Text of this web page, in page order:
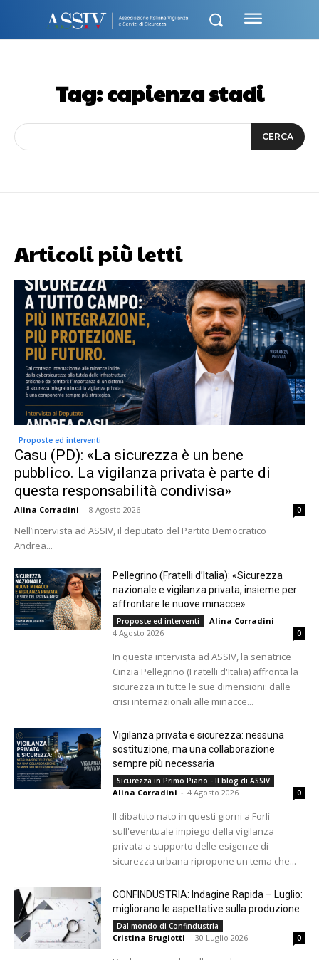
Tag:capienza stadi
CERCA
Articoli più letti
Proposte ed interventi
Casu (PD): «La sicurezza è un bene
pubblico. La vigilanza privata è parte di
questa responsabilità condivisa»
Alina Corradini - 8 Agosto 2026 0
Nell’intervista ad ASSIV, il deputato del Partito Democratico
Andrea...
Pellegrino (Fratelli d’Italia): «Sicurezza
nazionale e vigilanza privata, insieme per
affrontare le nuove minacce»
Proposte ed interventi Alina Corradini -
4 Agosto 2026
0
In questa intervista ad ASSIV, la senatrice
Cinzia Pellegrino (Fratelli d'Italia) affronta la
sicurezza in tutte le sue dimensioni: dalle
crisi internazionali alle minacce...
Vigilanza privata e sicurezza: nessuna
sostituzione, ma una collaborazione
sempre più necessaria
Sicurezza in Primo Piano - Il blog di ASSIV
Alina Corradini - 4 Agosto 2026 0
Il dibattito nato in questi giorni a Forlì
sull'eventuale impiego della vigilanza
privata a supporto delle esigenze di
sicurezza urbana ripropone un tema che...
CONFINDUSTRIA: Indagine Rapida – Luglio:
migliorano le aspettative sulla produzione
Dal mondo di Confindustria
Cristina Brugiotti - 30 Luglio 2026 0